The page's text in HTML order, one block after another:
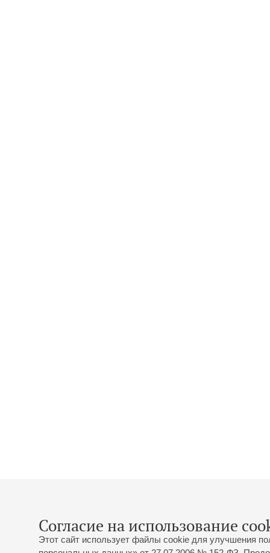
Согласие на использование
Этот сайт использует файлы cookie для улучшения